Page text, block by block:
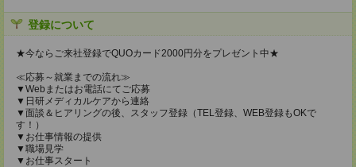
登録について
★今ならご来社登録でQUOカード2000円分をプレゼント中★
≪応募～就業までの流れ≫
▼Webまたはお電話にてご応募
▼日研メディカルケアから連絡
▼面談＆ヒアリングの後、スタッフ登録（TEL登録、WEB登録もOKで
す！）
▼お仕事情報の提供
▼職場見学
▼お仕事スタート